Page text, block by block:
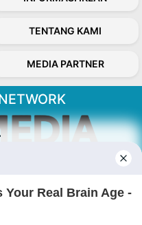
TENTANG KAMI
MEDIA PARTNER
berita aktual dan